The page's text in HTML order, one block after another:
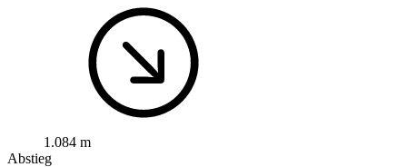
1.084 m
Abstieg